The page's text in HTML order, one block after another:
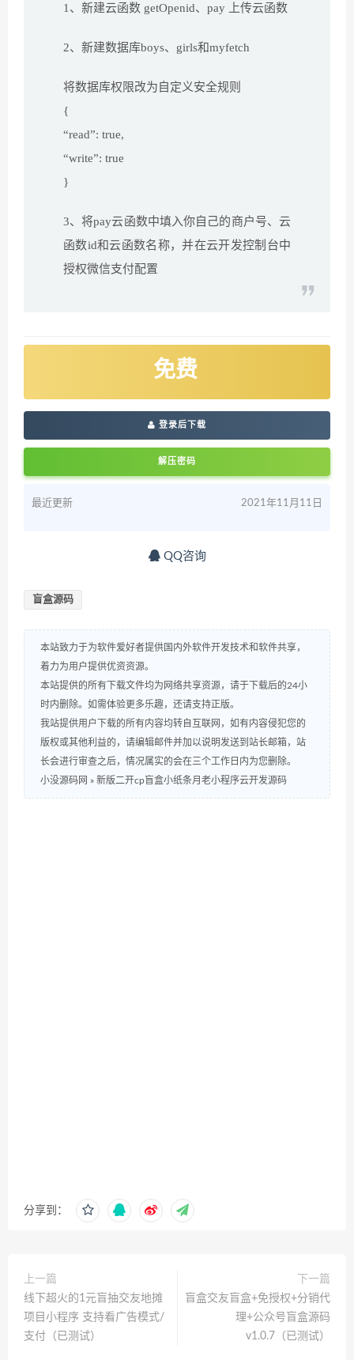
1、新建云函数 getOpenid、pay 上传云函数
2、新建数据库boys、girls和myfetch
将数据库权限改为自定义安全规则
{
“read”: true,
“write”: true
}
3、将pay云函数中填入你自己的商户号、云
函数id和云函数名称，并在云开发控制台中
授权微信支付配置
免费
登录后下载
解压密码
最近更新 2021年11月11日
QQ咨询
盲盒源码
本站致力于为软件爱好者提供国内外软件开发技术和软件共享，
着力为用户提供优资资源。
本站提供的所有下载文件均为网络共享资源，请于下载后的24小
时内删除。如需体验更多乐趣，还请支持正版。
我站提供用户下载的所有内容均转自互联网，如有内容侵犯您的
版权或其他利益的，请编辑邮件并加以说明发送到站长邮箱，站
长会进行审查之后，情况属实的会在三个工作日内为您删除。
小没源码网 » 新版二开cp盲盒小纸条月老小程序云开发源码
分享到：
上一篇
线下超火的1元盲抽交友地摊
项目小程序 支持看广告模式/
支付（已测试）
下一篇
盲盒交友盲盒+免授权+分销代
理+公众号盲盒源码
v1.0.7（已测试）